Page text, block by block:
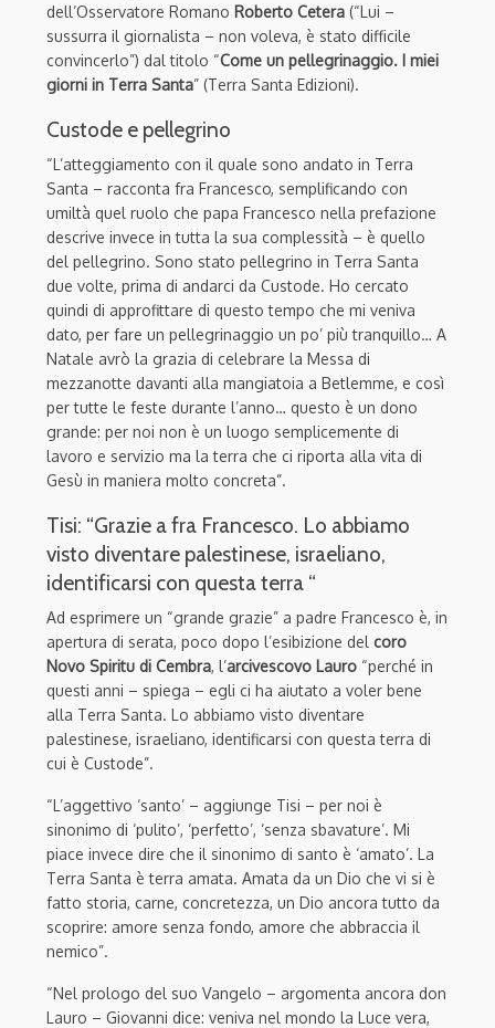
dell’Osservatore Romano Roberto Cetera (“Lui –
sussurra il giornalista – non voleva, è stato difficile
convincerlo”) dal titolo “Come un pellegrinaggio. I miei
giorni in Terra Santa” (Terra Santa Edizioni).
Custode e pellegrino
“L’atteggiamento con il quale sono andato in Terra
Santa – racconta fra Francesco, semplificando con
umiltà quel ruolo che papa Francesco nella prefazione
descrive invece in tutta la sua complessità – è quello
del pellegrino. Sono stato pellegrino in Terra Santa
due volte, prima di andarci da Custode. Ho cercato
quindi di approfittare di questo tempo che mi veniva
dato, per fare un pellegrinaggio un po’ più tranquillo… A
Natale avrò la grazia di celebrare la Messa di
mezzanotte davanti alla mangiatoia a Betlemme, e così
per tutte le feste durante l’anno… questo è un dono
grande: per noi non è un luogo semplicemente di
lavoro e servizio ma la terra che ci riporta alla vita di
Gesù in maniera molto concreta”.
Tisi: “Grazie a fra Francesco. Lo abbiamo
visto diventare palestinese, israeliano,
identificarsi con questa terra “
Ad esprimere un “grande grazie” a padre Francesco è, in
apertura di serata, poco dopo l’esibizione del coro
Novo Spiritu di Cembra, l’arcivescovo Lauro “perché in
questi anni – spiega – egli ci ha aiutato a voler bene
alla Terra Santa. Lo abbiamo visto diventare
palestinese, israeliano, identificarsi con questa terra di
cui è Custode”.
“L’aggettivo ‘santo’ – aggiunge Tisi – per noi è
sinonimo di ‘pulito’, ‘perfetto’, ‘senza sbavature’. Mi
piace invece dire che il sinonimo di santo è ‘amato’. La
Terra Santa è terra amata. Amata da un Dio che vi si è
fatto storia, carne, concretezza, un Dio ancora tutto da
scoprire: amore senza fondo, amore che abbraccia il
nemico”.
“Nel prologo del suo Vangelo – argomenta ancora don
Lauro – Giovanni dice: veniva nel mondo la Luce vera,